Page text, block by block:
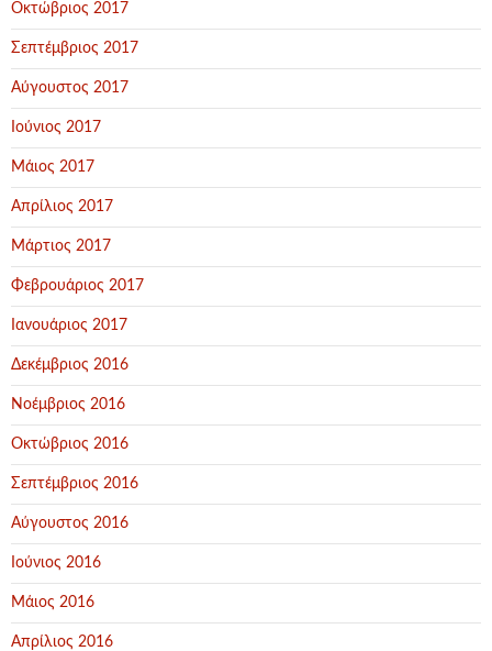
Οκτώβριος 2017
Σεπτέμβριος 2017
Αύγουστος 2017
Ιούνιος 2017
Μάιος 2017
Απρίλιος 2017
Μάρτιος 2017
Φεβρουάριος 2017
Ιανουάριος 2017
Δεκέμβριος 2016
Νοέμβριος 2016
Οκτώβριος 2016
Σεπτέμβριος 2016
Αύγουστος 2016
Ιούνιος 2016
Μάιος 2016
Απρίλιος 2016